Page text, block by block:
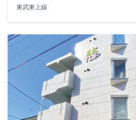
東武東上線